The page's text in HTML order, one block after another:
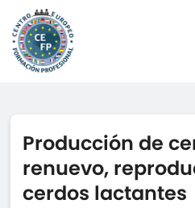
Producción de
renuevo,
cerdos lactantes